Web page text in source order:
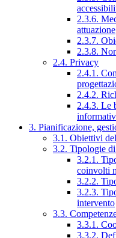
2.3.6.
attuazione
2.3.7.
2.3.8.
2.4. Privacy
2.4.1.
2.4.2.
2.4.3. Le
3. Pianificazione,
3.1. Obiettivi
3.2. Tipologie
3.2.1.
coinvolti
3.2.2.
3.2.3.
intervento
3.3.
3.3.1.
3.3.2.